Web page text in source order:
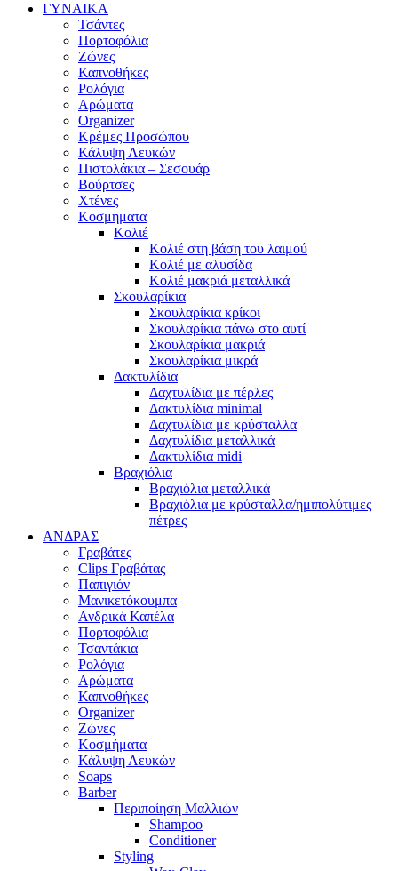
ΓΥΝΑΙΚΑ
Τσάντες
Πορτοφόλια
Ζώνες
Καπνοθήκες
Ρολόγια
Αρώματα
Organizer
Κρέμες Προσώπου
Κάλυψη Λευκών
Πιστολάκια – Σεσουάρ
Βούρτσες
Χτένες
Κοσμηματα
Κολιέ
Κολιέ στη βάση του λαιμού
Κολιέ με αλυσίδα
Κολιέ μακριά μεταλλικά
Σκουλαρίκια
Σκουλαρίκια κρίκοι
Σκουλαρίκια πάνω στο αυτί
Σκουλαρίκια μακριά
Σκουλαρίκια μικρά
Δακτυλίδια
Δαχτυλίδια με πέρλες
Δακτυλίδια minimal
Δαχτυλίδια με κρύσταλλα
Δαχτυλίδια μεταλλικά
Δακτυλίδια midi
Βραχιόλια
Βραχιόλια μεταλλικά
Βραχιόλια με κρύσταλλα/ημιπολύτιμες
πέτρες
ΑΝΔΡΑΣ
Γραβάτες
Clips Γραβάτας
Παπιγιόν
Μανικετόκουμπα
Ανδρικά Καπέλα
Πορτοφόλια
Τσαντάκια
Ρολόγια
Αρώματα
Καπνοθήκες
Organizer
Ζώνες
Κοσμήματα
Κάλυψη Λευκών
Soaps
Barber
Περιποίηση Μαλλιών
Shampoo
Conditioner
Styling